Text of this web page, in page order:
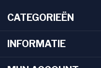
CATEGORIEËN
INFORMATIE